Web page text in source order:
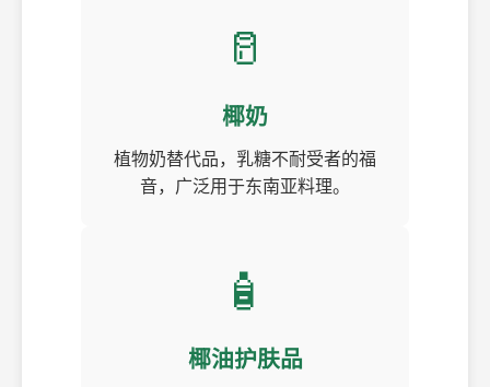
🥛
椰奶
植物奶替代品，乳糖不耐受者的福
音，广泛用于东南亚料理。
🧴
椰油护肤品